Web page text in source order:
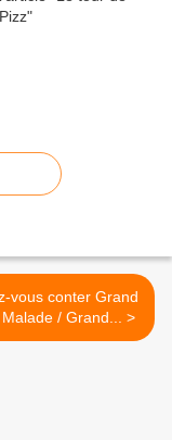
vous conter Grand
Corps Malade / Grand... >